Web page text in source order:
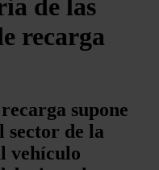
de las
recarga
supone
de la
vehículo